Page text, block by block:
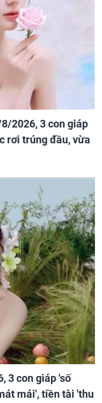
2026, 3 con giáp
rơi trúng đầu, vừa
3 con giáp 'số
mái', tiền tài 'thu